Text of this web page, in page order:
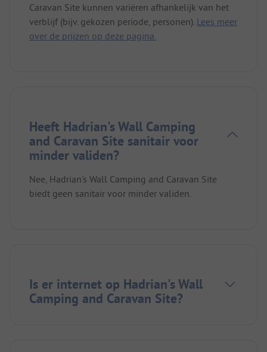
Caravan Site kunnen variëren afhankelijk van het
verblijf (bijv. gekozen periode, personen). Lees meer
over de prijzen op deze pagina.
Heeft Hadrian's Wall Camping
and Caravan Site sanitair voor
minder validen?
Nee, Hadrian's Wall Camping and Caravan Site
biedt geen sanitair voor minder validen.
Is er internet op Hadrian's Wall
Camping and Caravan Site?